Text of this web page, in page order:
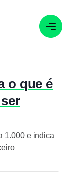
o que é
1.000 e indica